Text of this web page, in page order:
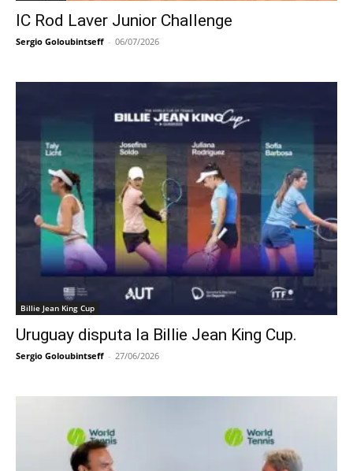
IC Rod Laver Junior Challenge
Sergio Goloubintseff - 06/07/2026
Billie Jean King Cup
Uruguay disputa la Billie Jean King Cup.
Sergio Goloubintseff - 27/06/2026